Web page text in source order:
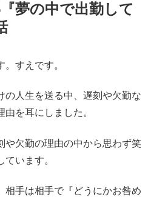
夢の中で出勤して
すえです。
の人生を送る中、遅刻や欠勤な
を耳にしました。
や欠勤の理由の中から思わず笑
います。
相手は相手で『どうにかお咎め